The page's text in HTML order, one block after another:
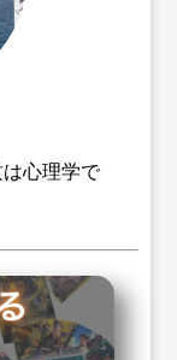
は心理学で